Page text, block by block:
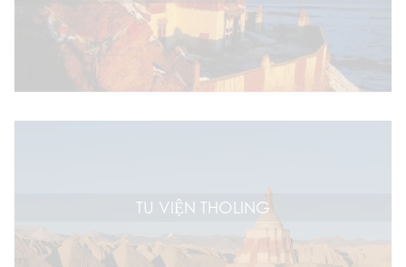
TU VIỆN THOLING